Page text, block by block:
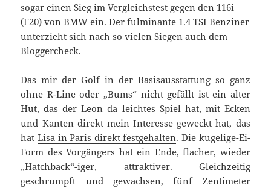
sogar einen Sieg im Vergleichstest gegen den 116i
(F20) von BMW ein. Der fulminante 1.4 TSI Benziner
unterzieht sich nach so vielen Siegen auch dem
Bloggercheck.
Das mir der Golf in der Basisausstattung so ganz
ohne R-Line oder „Bums“ nicht gefällt ist ein alter
Hut, das der Leon da leichtes Spiel hat, mit Ecken
und Kanten direkt mein Interesse geweckt hat, das
hatLisa in Paris direkt festgehalten. Die kugelige-Ei-
Form des Vorgängers hat ein Ende, flacher, wieder
„Hatchback“-iger, attraktiver. Gleichzeitig
geschrumpft und gewachsen, fünf Zentimeter